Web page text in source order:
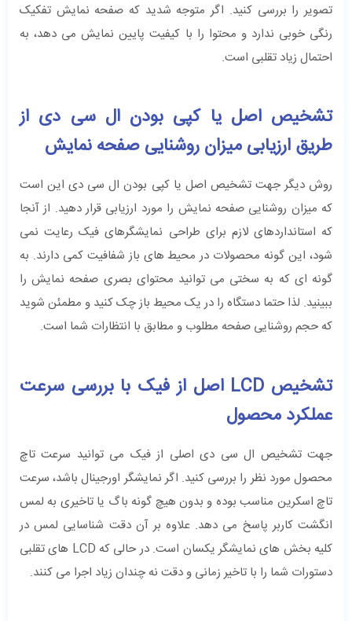
تصویر را بررسی کنید. اگر متوجه شدید که صفحه نمایش تفکیک
رنگی خوبی ندارد و محتوا را با کیفیت پایین نمایش می‌ دهد، به
احتمال زیاد تقلبی است.
تشخیص اصل یا کپی بودن ال سی دی از
طریق ارزیابی میزان روشنایی صفحه نمایش
روش دیگر جهت تشخیص اصل یا کپی بودن ال سی دی این است
که میزان روشنایی صفحه نمایش را مورد ارزیابی قرار دهید. از آنجا
که استانداردهای لازم برای طراحی نمایشگرهای فیک رعایت نمی
‌شود، این گونه محصولات در محیط‌ های باز شفافیت کمی دارند. به
گونه ‌ای که به سختی می ‌توانید محتوای بصری صفحه نمایش را
ببینید. لذا حتما دستگاه را در یک محیط باز چک کنید و مطمئن شوید
که حجم روشنایی صفحه مطلوب و مطابق با انتظارات شما است.
تشخیص LCD اصل از فیک با بررسی سرعت
عملکرد محصول
جهت تشخیص ال‌ سی ‌‌دی اصلی از فیک می ‌توانید سرعت تاچ
محصول مورد نظر را بررسی کنید. اگر نمایشگر اورجینال باشد، سرعت
تاچ اسکرین مناسب بوده و بدون هیچ گونه باگ یا تاخیری به لمس
انگشت کاربر پاسخ می‌ دهد.‌ علاوه بر آن دقت شناسایی لمس در
کلیه بخش ‌های نمایشگر یکسان است.‌ در حالی که LCD ‌های تقلبی
دستورات شما را با تاخیر زمانی و دقت نه چندان زیاد اجرا می ‌کنند.